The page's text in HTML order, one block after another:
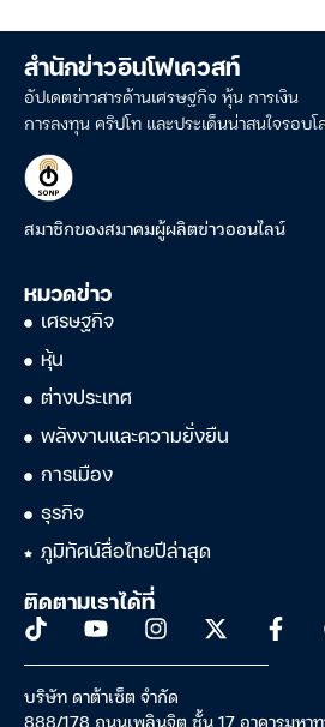
สำนักข่าวอินโฟเควสท์
อัปเดตข่าวสารด้านเศรษฐกิจ หุ้น การเงิน
การลงทุน คริปโท และประเด็นน่าสนใจรอบโ
สมาชิกของสมาคมผู้ผลิตข่าวออนไลน์
หมวดข่าว
เศรษฐกิจ
หุ้น
ต่างประเทศ
พลังงานและความยั่งยืน
การเมือง
ธุรกิจ
ภูมิทัศน์สื่อไทยปีล่าสุด
ติดตามเราได้ที่
บริษัท ดาต้าเซ็ต จำกัด